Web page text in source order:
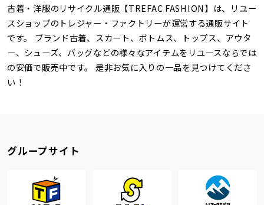
古着・洋服のリサイクル通販【TREFAC FASHION】は、リユー
スショップのトレジャー・ファクトリーが運営する通販サイト
です。 ブランド古着、スカート、ボトムス、トップス、アウタ
ー、シューズ、バッグなどの様々なアイテムをリユースならでは
の安価で販売中です。 是非お気に入りの一品を見つけてくださ
い！
グループサイト